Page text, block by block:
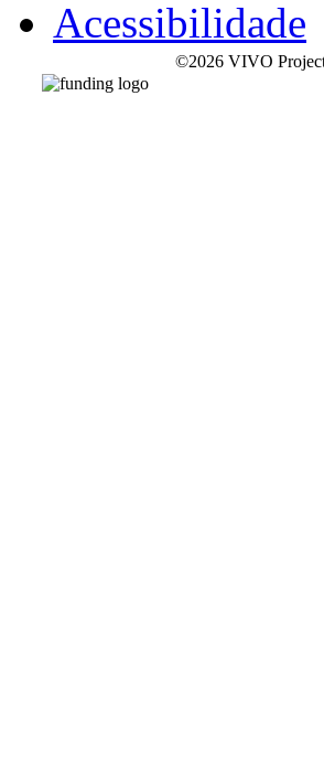
Acessibilidade
©2026 VIVO